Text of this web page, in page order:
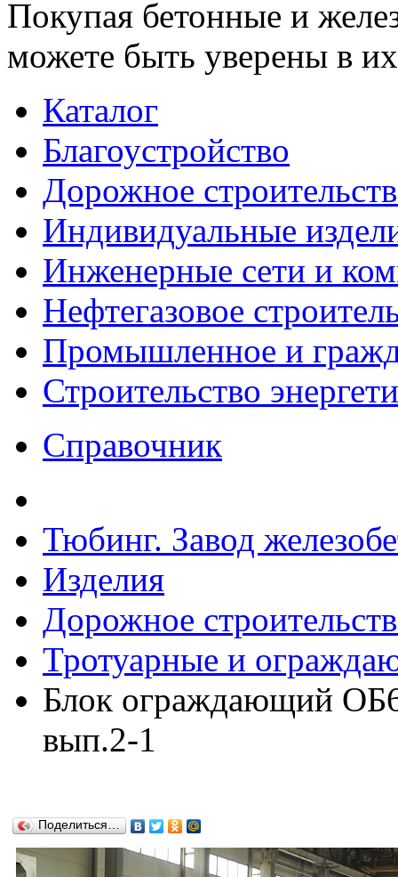
Покупая бетонные и
можете быть уверены в их
Каталог
Благоустройство
Дорожное
Индивидуальные
Инженерные сети и
Нефтегазовое
Промышленное и
Строительство
Справочник
Тюбинг. Завод
Изделия
Дорожное
Тротуарные и
Блок ограждающий
вып.2-1
Поделиться…